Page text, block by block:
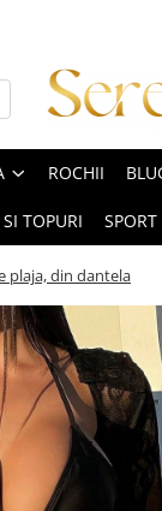
ROCHII
TOPURI SPORT
plaja, din dantela